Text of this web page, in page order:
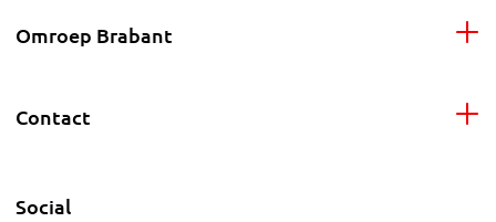
Omroep Brabant
Contact
Social